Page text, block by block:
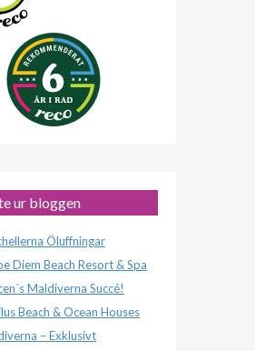
ur bloggen
Öluffningar
Diem Beach Resort & Spa
Maldiverna Succé!
Beach & Ocean Houses
– Exklusivt